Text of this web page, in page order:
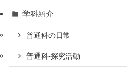
学科紹介
普通科の日常
普通科-探究活動